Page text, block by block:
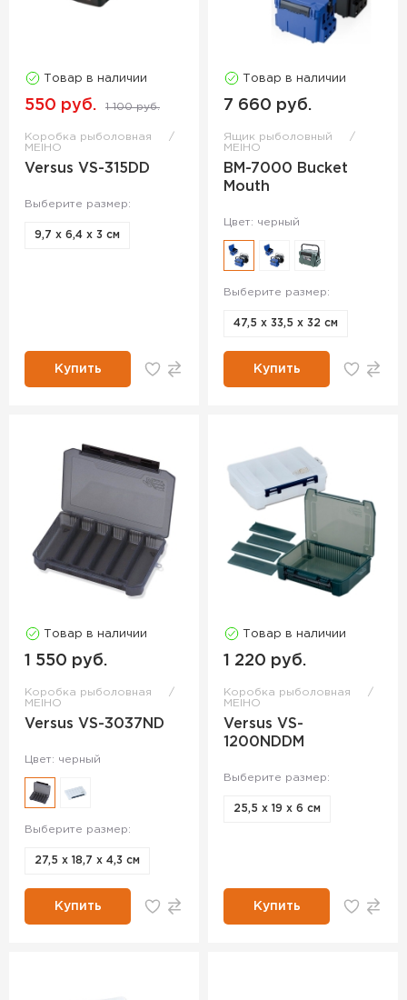
Товар в наличии
550 руб. 1 100 руб.
Коробка рыболовная
MEIHO
Versus VS-315DD
Выберите размер:
9,7 х 6,4 х 3 см
Купить
Товар в наличии
7 660 руб.
Ящик рыболовный
MEIHO
BM-7000 Bucket
Mouth
Цвет: черный
Выберите размер:
47,5 х 33,5 х 32 см
Купить
Товар в наличии
1 550 руб.
Коробка рыболовная
MEIHO
Versus VS-3037ND
Цвет: черный
Выберите размер:
27,5 х 18,7 х 4,3 см
Купить
Товар в наличии
1 220 руб.
Коробка рыболовная
MEIHO
Versus VS-
1200NDDM
Выберите размер:
25,5 х 19 х 6 см
Купить